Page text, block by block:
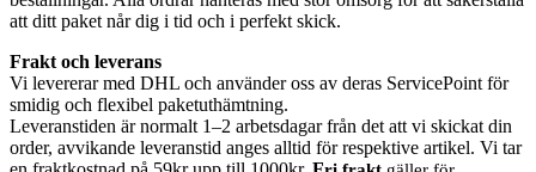
att ditt paket når dig i tid och i perfekt skick.
Frakt och leverans
Vi levererar med DHL och använder oss av deras ServicePoint för
smidig och flexibel paketuthämtning.
Leveranstiden är normalt 1–2 arbetsdagar från det att vi skickat din
order, avvikande leveranstid anges alltid för respektive artikel. Vi tar